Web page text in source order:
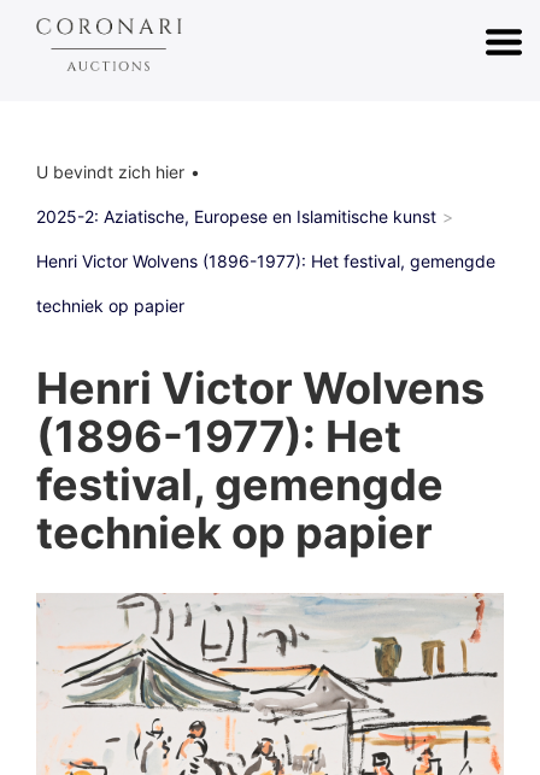
U bevindt zich hier
2025-2: Aziatische, Europese en Islamitische kunst
Henri Victor Wolvens (1896-1977): Het festival, gemengde
techniek op papier
Henri Victor Wolvens
(1896-1977): Het
festival, gemengde
techniek op papier